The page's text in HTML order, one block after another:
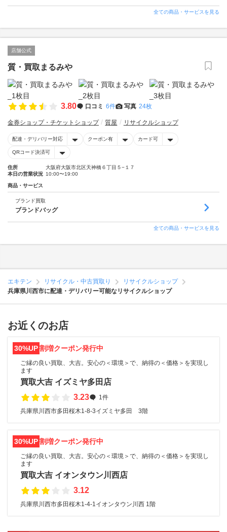
全ての商品・サービスを見る
店舗公式
質・買取まるみや
3.80 口コミ 6件 写真 24枚
金券ショップ・チケットショップ 質屋 リサイクルショップ
配達・デリバリー対応 クーポン有 カード可
QRコード決済可
住所
大阪府大阪市北区天神橋６丁目５−１７
本日の営業状況 10:00〜19:00
商品・サービス
ブランド買取
ブランドバッグ
全ての商品・サービスを見る
エキテン リサイクル・中古買取り
リサイクルショップ
兵庫県川西市に配達・デリバリー可能なリサイクルショップ
お近くのお店
30%UP割増クーポン発行中
ご縁の良い買取、大吉。安心の＜環境＞で、納得の＜価格＞を実現し
ます
買取大吉 イズミヤ多田店
3.23
1件
兵庫県川西市多田桜木1-8-3イズミヤ多田 3階
30%UP割増クーポン発行中
ご縁の良い買取、大吉。安心の＜環境＞で、納得の＜価格＞を実現し
ます
買取大吉 イオンタウン川西店
3.12
兵庫県川西市多田桜木1-4-1イオンタウン川西 1階